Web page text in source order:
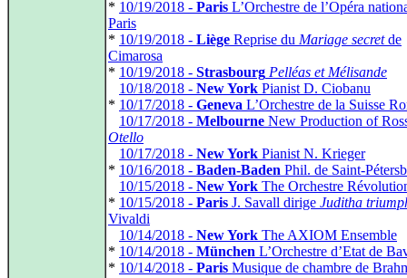
* 10/19/2018 - Paris L’Orchestre de l’Opéra
Paris
* 10/19/2018 - Liège Reprise du Mariage secretde
Cimarosa
* 10/19/2018 - Strasbourg Pelléas et Mélisande
10/18/2018 - New York Pianist D. Ciobanu
* 10/17/2018 - Geneva L’Orchestre de la Suisse
10/17/2018 - Melbourne New Production of
Otello
10/17/2018 - New York Pianist N. Krieger
* 10/16/2018 - Baden-Baden Phil. de Saint-
10/15/2018 - New York The Orchestre
* 10/15/2018 - Paris J. Savall dirige Juditha
Vivaldi
10/14/2018 - New York The AXIOM Ensemble
* 10/14/2018 - München L’Orchestre d’Etat de
* 10/14/2018 - Paris Musique de chambre de